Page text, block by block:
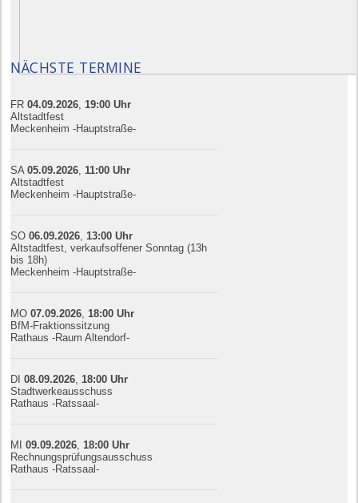
NÄCHSTE TERMINE
FR04.09.2026 19:00 Uhr
Altstadtfest
Meckenheim -Hauptstraße-
SA05.09.2026 11:00 Uhr
Altstadtfest
Meckenheim -Hauptstraße-
SO06.09.2026 13:00 Uhr
Altstadtfest, verkaufsoffener Sonntag (13h
bis 18h)
Meckenheim -Hauptstraße-
MO07.09.2026 18:00 Uhr
BfM-Fraktionssitzung
Rathaus -Raum Altendorf-
DI08.09.2026 18:00 Uhr
Stadtwerkeausschuss
Rathaus -Ratssaal-
MI09.09.2026 18:00 Uhr
Rechnungsprüfungsausschuss
Rathaus -Ratssaal-